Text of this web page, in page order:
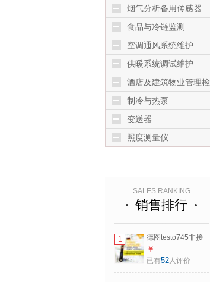
烟气分析备用传感器
食品与冷链监测
空调通风系统维护
供暖系统调试维护
酒店及建筑物业管理检
测
制冷与热泵
变送器
照度测量仪
SALES RANKING
销售排行
1
德图testo745非接
触式电压测试笔测
电笔多功能感应测
￥
已有52人评价